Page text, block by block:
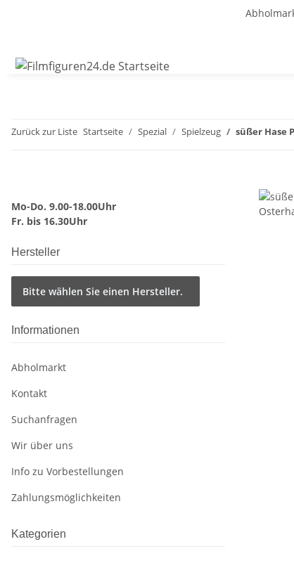
Zurück zur Liste Startseite Spezial Spielzeug süßer Hase
Mo-Do. 9.00-18.00Uhr
Fr. bis 16.30Uhr
Hersteller
Bitte wählen Sie einen Hersteller.
Informationen
Abholmarkt
Kontakt
Suchanfragen
Wir über uns
Info zu Vorbestellungen
Zahlungsmöglichkeiten
Kategorien